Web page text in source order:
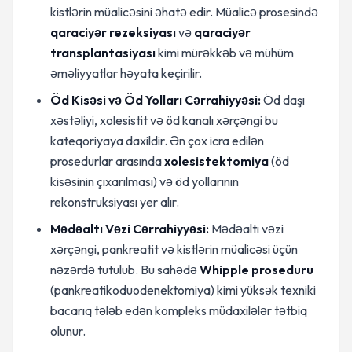
kistlərin müalicəsini əhatə edir. Müalicə prosesində
qaraciyər rezeksiyasıvə qaraciyər
transplantasiyasıkimi mürəkkəb və mühüm
əməliyyatlar həyata keçirilir.
Öd Kisəsi və Öd Yolları Cərrahiyyəsi:Öd daşı
xəstəliyi, xolesistit və öd kanalı xərçəngi bu
kateqoriyaya daxildir. Ən çox icra edilən
prosedurlar arasındaxolesistektomiya(öd
kisəsinin çıxarılması) və öd yollarının
rekonstruksiyası yer alır.
Mədəaltı Vəzi Cərrahiyyəsi: Mədəaltı vəzi
xərçəngi, pankreatit və kistlərin müalicəsi üçün
nəzərdə tutulub. Bu sahədəWhipple proseduru
(pankreatikoduodenektomiya) kimi yüksək texniki
bacarıq tələb edən kompleks müdaxilələr tətbiq
olunur.